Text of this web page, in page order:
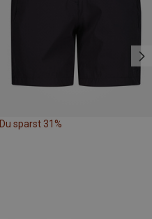
Du sparst 31%